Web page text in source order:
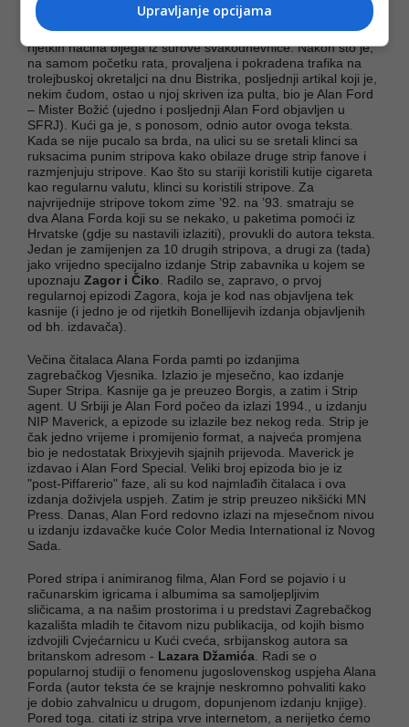
Sa izbijanjem minulog rata, strip fanovi svih generacija su se
jako brzo uvezali međusobno. Strip je postao jednim od
rijetkih načina bijega iz surove svakodnevnice. Nakon što je,
na samom početku rata, provaljena i pokradena trafika na
trolejbuskoj okretaljci na dnu Bistrika, posljednji artikal koji je,
nekim čudom, ostao u njoj skriven iza pulta, bio je Alan Ford
– Mister Božić (ujedno i posljednji Alan Ford objavljen u
SFRJ). Kući ga je, s ponosom, odnio autor ovoga teksta.
Kada se nije pucalo sa brda, na ulici su se sretali klinci sa
ruksacima punim stripova kako obilaze druge strip fanove i
razmjenjuju stripove. Kao što su stariji koristili kutije cigareta
kao regularnu valutu, klinci su koristili stripove. Za
najvrijednije stripove tokom zime ’92. na ’93. smatraju se
dva Alana Forda koji su se nekako, u paketima pomoći iz
Hrvatske (gdje su nastavili izlaziti), provukli do autora teksta.
Jedan je zamijenjen za 10 drugih stripova, a drugi za (tada)
jako vrijedno specijalno izdanje Strip zabavnika u kojem se
upoznaju Zagor i Čiko . Radilo se, zapravo, o prvoj
regularnoj epizodi Zagora, koja je kod nas objavljena tek
kasnije (i jedno je od rijetkih Bonellijevih izdanja objavljenih
od bh. izdavača).
Večina čitalaca Alana Forda pamti po izdanjima
zagrebačkog Vjesnika. Izlazio je mjesečno, kao izdanje
Super Stripa. Kasnije ga je preuzeo Borgis, a zatim i Strip
agent. U Srbiji je Alan Ford počeo da izlazi 1994., u izdanju
NIP Maverick, a epizode su izlazile bez nekog reda. Strip je
čak jedno vrijeme i promijenio format, a najveća promjena
bio je nedostatak Brixyjevih sjajnih prijevoda. Maverick je
izdavao i Alan Ford Special. Veliki broj epizoda bio je iz
"post-Piffarerio" faze, ali su kod najmlađih čitalaca i ova
izdanja doživjela uspjeh. Zatim je strip preuzeo nikšićki MN
Press. Danas, Alan Ford redovno izlazi na mjesečnom nivou
u izdanju izdavačke kuće Color Media International iz Novog
Sada.
Pored stripa i animiranog filma, Alan Ford se pojavio i u
računarskim igricama i albumima sa samoljepljivim
sličicama, a na našim prostorima i u predstavi Zagrebačkog
kazališta mladih te čitavom nizu publikacija, od kojih bismo
izdvojili Cvjećarnicu u Kući cveća, srbijanskog autora sa
britanskom adresom - Lazara Džamića . Radi se o
popularnoj studiji o fenomenu jugoslovenskog uspjeha Alana
Forda (autor teksta će se krajnje neskromno pohvaliti kako
je dobio zahvalnicu u drugom, dopunjenom izdanju knjige).
Pored toga. citati iz stripa vrve internetom, a nerijetko ćemo
Upravljanje opcijama